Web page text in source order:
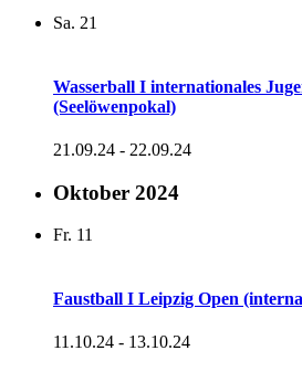
Sa. 21
Wasserball I internationales
(Seelöwenpokal)
21.09.24 - 22.09.24
Oktober 2024
Fr. 11
Faustball I Leipzig Open
11.10.24 - 13.10.24